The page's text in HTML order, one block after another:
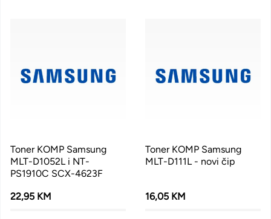
Toner KOMP Samsung
MLT-D1052L i NT-
PS1910C SCX-4623F
22,95 KM
Toner KOMP Samsung
MLT-D111L - novi čip
16,05 KM